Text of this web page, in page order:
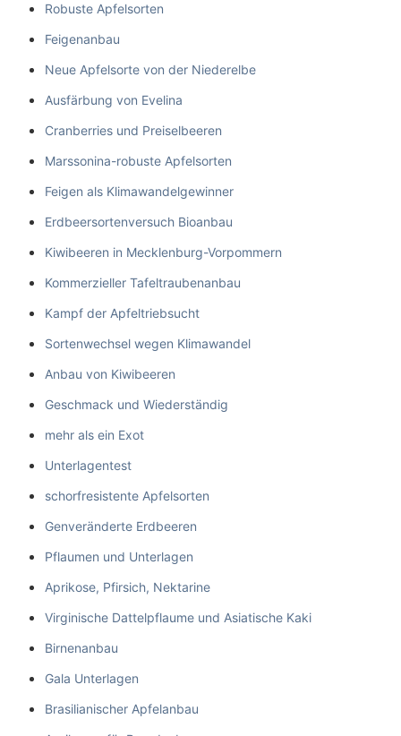
Robuste Apfelsorten
Feigenanbau
Neue Apfelsorte von der Niederelbe
Ausfärbung von Evelina
Cranberries und Preiselbeeren
Marssonina-robuste Apfelsorten
Feigen als Klimawandelgewinner
Erdbeersortenversuch Bioanbau
Kiwibeeren in Mecklenburg-Vorpommern
Kommerzieller Tafeltraubenanbau
Kampf der Apfeltriebsucht
Sortenwechsel wegen Klimawandel
Anbau von Kiwibeeren
Geschmack und Wiederständig
mehr als ein Exot
Unterlagentest
schorfresistente Apfelsorten
Genveränderte Erdbeeren
Pflaumen und Unterlagen
Aprikose, Pfirsich, Nektarine
Virginische Dattelpflaume und Asiatische Kaki
Birnenanbau
Gala Unterlagen
Brasilianischer Apfelanbau